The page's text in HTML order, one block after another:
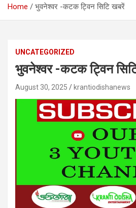
Home भुवनेश्वर -कटक ट्विन सिटि खबरें
UNCATEGORIZED
भुवनेश्वर -कटक ट्विन
August 30, 2025 krantiodishanews